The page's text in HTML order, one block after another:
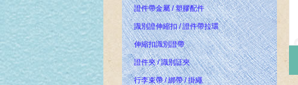
證件帶金屬 / 塑膠配件
識別證伸縮扣 / 證件帶拉環
伸縮扣識別證帶
證件夾 / 識別証夾
行李束帶 / 綁帶 / 掛繩